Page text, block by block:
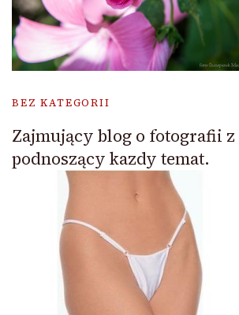
BEZ KATEGORII
Zajmujący blog o fotografii
podnoszący kazdy temat.